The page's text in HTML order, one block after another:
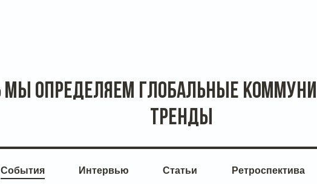
мы определяем глобальные
тренды
События Интервью Статьи Ретроспектива